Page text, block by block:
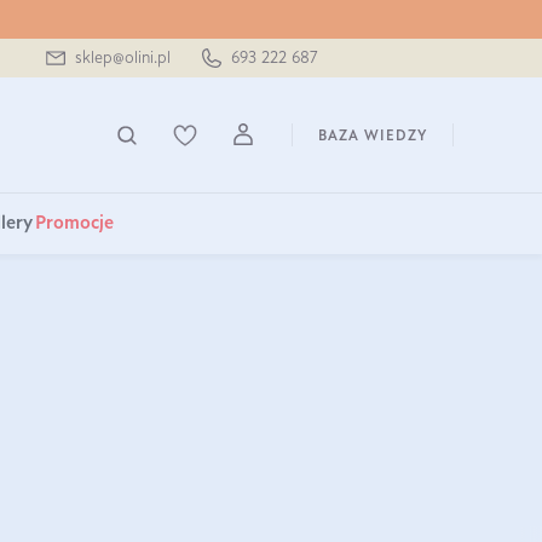
sklep@olini.pl 693 222 687
BAZA WIEDZY
Promocje